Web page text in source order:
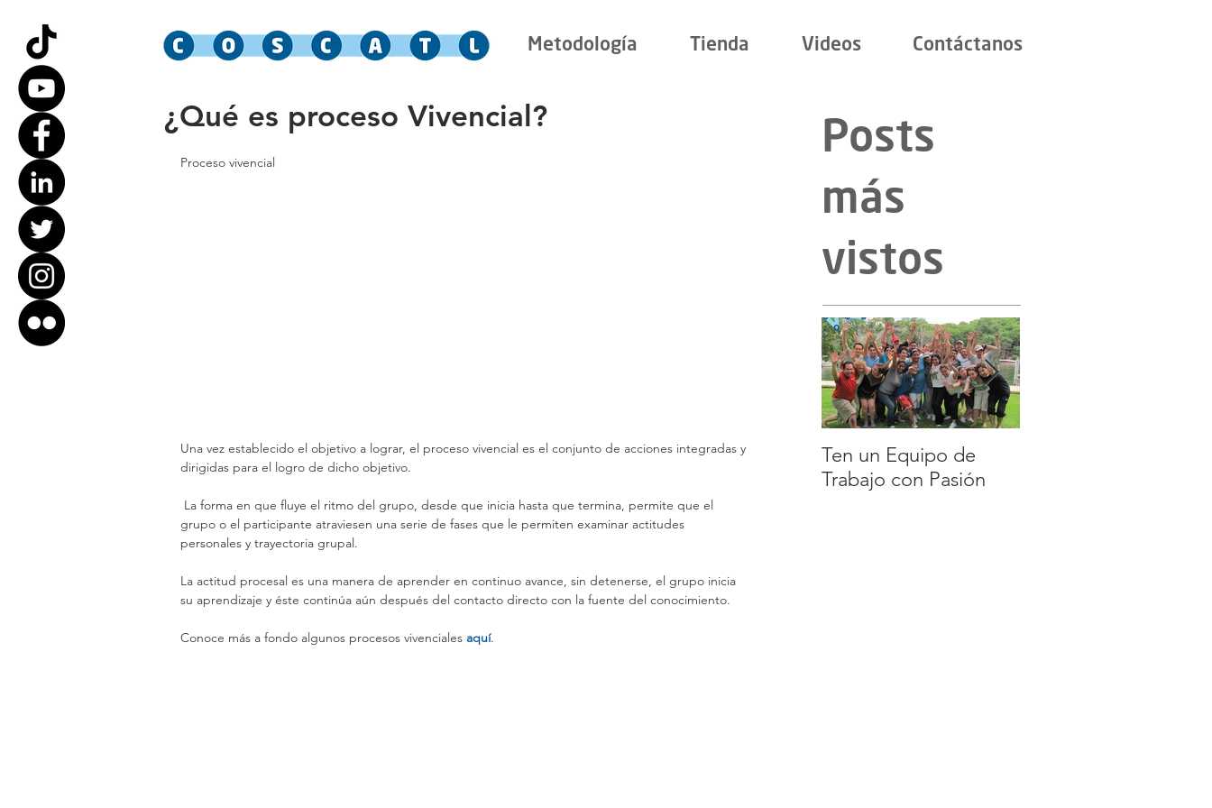
Metodología Tienda Videos Contáctanos
¿Qué es proceso Vivencial?
Proceso vivencial
Una vez establecido el objetivo a lograr, el proceso vivencial es el conjunto de acciones integradas y
dirigidas para el logro de dicho objetivo.
grupo o el participante atraviesen una serie de fases que le permiten examinar actitudes
personales y trayectoria grupal.
La actitud procesal es una manera de aprender en continuo avance, sin detenerse, el grupo inicia
su aprendizaje y éste continúa aún después del contacto directo con la fuente del conocimiento.
Conoce más a fondo algunos procesos vivenciales aquí.
Posts
más
vistos
Ten un Equipo de
Trabajo con Pasión